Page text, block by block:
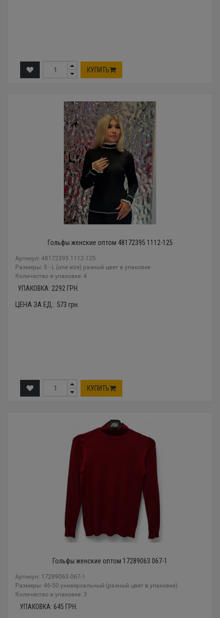
КУПИТЬ
Гольфы женские оптом 48172395 1112-125
Артикул: 48172395 1112-125
Размеры: S - L (one size) разный цвет в упаковке
Количество в упаковке: 4
УПАКОВКА: 2292 ГРН.
ЦЕНА ЗА ЕД.: 573 грн.
КУПИТЬ
Гольфы женские оптом 17289063 067-1
Артикул: 17289063 067-1
Размеры: 46-50 универсальный (разный цвет в упаковке)
Количество в упаковке: 3
УПАКОВКА: 645 ГРН.